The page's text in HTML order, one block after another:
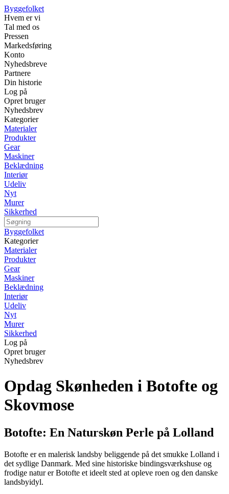
Byggefolket
Hvem er vi
Tal med os
Pressen
Markedsføring
Konto
Nyhedsbreve
Partnere
Din historie
Log på
Opret bruger
Nyhedsbrev
Kategorier
Materialer
Produkter
Gear
Maskiner
Beklædning
Interiør
Udeliv
Nyt
Murer
Sikkerhed
Byggefolket
Kategorier
Materialer
Produkter
Gear
Maskiner
Beklædning
Interiør
Udeliv
Nyt
Murer
Sikkerhed
Log på
Opret bruger
Nyhedsbrev
Opdag Skønheden i Botofte og
Skovmose
Botofte: En Naturskøn Perle på Lolland
Botofte er en malerisk landsby beliggende på det smukke Lolland i
det sydlige Danmark. Med sine historiske bindingsværkshuse og
frodige natur er Botofte et ideelt sted at opleve roen og den danske
landsbyidyl.